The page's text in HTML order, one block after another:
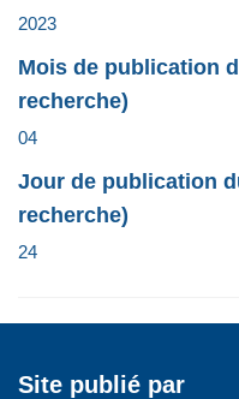
2023
Mois de publication
recherche)
04
Jour de publication
recherche)
24
Site publié par